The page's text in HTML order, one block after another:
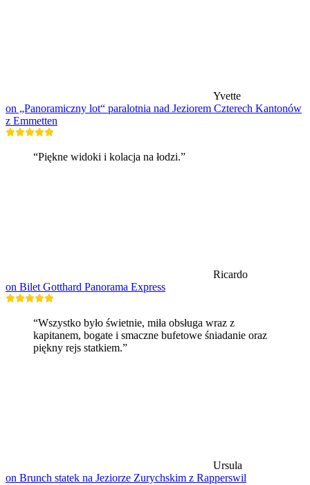
Yvette
on „Panoramiczny lot“ paralotnia nad Jeziorem Czterech Kantonów
z Emmetten
“Piękne widoki i kolacja na łodzi.”
Ricardo
on Bilet Gotthard Panorama Express
“Wszystko było świetnie, miła obsługa wraz z
kapitanem, bogate i smaczne bufetowe śniadanie oraz
piękny rejs statkiem.”
Ursula
on Brunch statek na Jeziorze Zurychskim z Rapperswil